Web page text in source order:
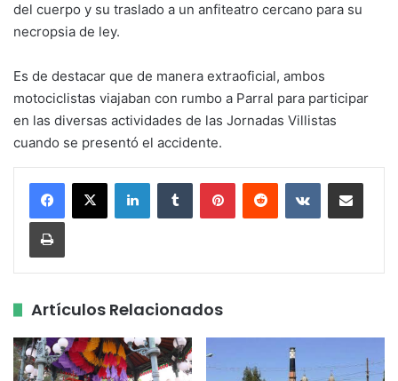
del cuerpo y su traslado a un anfiteatro cercano para su
necropsia de ley.
Es de destacar que de manera extraoficial, ambos
motociclistas viajaban con rumbo a Parral para participar
en las diversas actividades de las Jornadas Villistas
cuando se presentó el accidente.
LinkedInTumblr PinterestReddit VKontakteShare via Email
Print
Artículos Relacionados